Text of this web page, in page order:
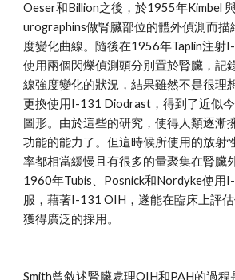
Oeser和Billion之後，於1955年Kimbel
urographins做腎臟部位的體外偵測而
度變化曲線。隨後在1956年Taplin注射
使用兩個閃爍偵測頭分別置於腎臟，記
線強度變化的狀況，結果雖然不是很理
更換使用I-131 Diodrast，得到了近似
圖形。由於這些的研究，使得人類逐漸
功能的能力了。但這時候所使用的放射
率都相當緩慢且有很多的量聚集在腎臟
1960年Tubis、Posnick和Nordyke使用
服，藉著I-131 OIH，遂能在臨床上評
獲得廣泛的採用。
Smith曾敘述腎臟處理OIH和PAH的過程